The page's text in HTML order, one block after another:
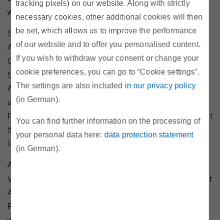
tracking pixels) on our website. Along with strictly
necessary cookies, other additional cookies will then
be set, which allows us to improve the performance
of our website and to offer you personalised content.
If you wish to withdraw your consent or change your
cookie preferences, you can go to “Cookie settings”.
The settings are also included in our privacy policy
(in German).
You can find further information on the processing of
your personal data here:data protection statement
(in German).
wurde, zeigen unsere aktuellen Analysedaten.
So suchen die Nutzer beispielsweise bei 47% aller
Abfragen gezielt nach Angeboten, die eine
Gesamtrechnung für Energie und Netz anbieten durch
Setzen des entsprechenden Filters. Bei 31% der
Abfragen wird per Filter explizit nach Ökostrom gesucht
und in bereits 24% der Fälle wird der neu eingeführte
Filter „Strom aus Österreich“ gesetzt, um nur Angebote mit
österreichischen Stromherkunftszertifikaten anzeigen zu
lassen.
Auch die verschiedenen Preismodelle werden von den
Verbrauchern zur Differenzierung erkannt und genutzt. Mit
Abstand am beliebtesten ist hier die Vorauswahl nach
Produkten mit Preisgarantie. Bei 41% der Stromabfragen